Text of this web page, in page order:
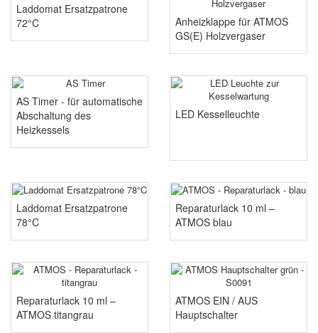
Laddomat Ersatzpatrone
72°C
Anheizklappe für ATMOS
GS(E) Holzvergaser
AS Timer - für automatische
Abschaltung des
Heizkessels
LED Kesselleuchte
Laddomat Ersatzpatrone
78°C
Reparaturlack 10 ml –
ATMOS blau
Reparaturlack 10 ml –
ATMOS titangrau
ATMOS EIN / AUS
Hauptschalter